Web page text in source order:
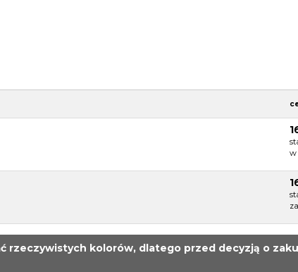
w
rzeczywistych kolorów, dlatego przed decyzją o